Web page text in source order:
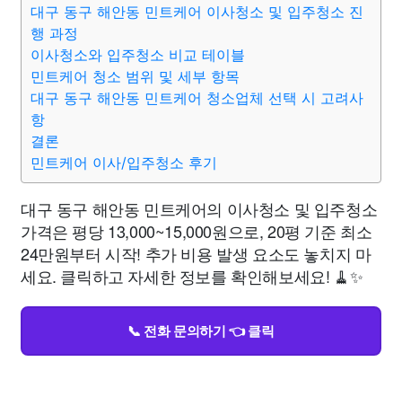
대구 동구 해안동 민트케어 이사청소 및 입주청소 진
행 과정
이사청소와 입주청소 비교 테이블
민트케어 청소 범위 및 세부 항목
대구 동구 해안동 민트케어 청소업체 선택 시 고려사
항
결론
민트케어 이사/입주청소 후기
대구 동구 해안동 민트케어의 이사청소 및 입주청소
가격은 평당 13,000~15,000원으로, 20평 기준 최소
24만원부터 시작! 추가 비용 발생 요소도 놓치지 마
세요. 클릭하고 자세한 정보를 확인해보세요! 🧹✨
📞 전화 문의하기 👈 클릭